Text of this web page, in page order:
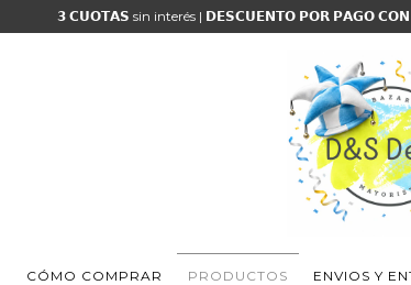
𝟯 𝗖𝗨𝗢𝗧𝗔𝗦 sin interés | 𝗗𝗘𝗦𝗖𝗨𝗘𝗡𝗧𝗢 𝗣𝗢𝗥 𝗣𝗔𝗚𝗢 𝗖𝗢𝗡
CÓMO COMPRAR PRODUCTOS ENVIOS Y